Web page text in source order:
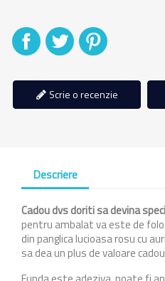
DistribuitiTweet
Scrie o recenzie
Descriere
Cadou dvs doriti sa devina
pentru ambalat va este de
din panglica lucioasa rosu cu
sa dea un plus de valoare